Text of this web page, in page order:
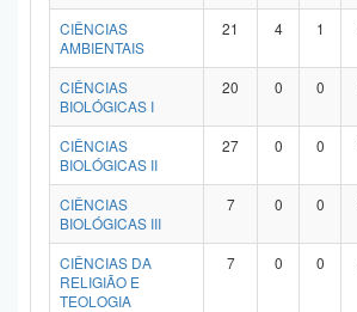
CIÊNCIAS
AMBIENTAIS
21 4 1
CIÊNCIAS
BIOLÓGICAS I
20 0 0
CIÊNCIAS
BIOLÓGICAS II
27 0 0
CIÊNCIAS
BIOLÓGICAS III
7 0 0
CIÊNCIAS DA
RELIGIÃO E
TEOLOGIA
7 0 0